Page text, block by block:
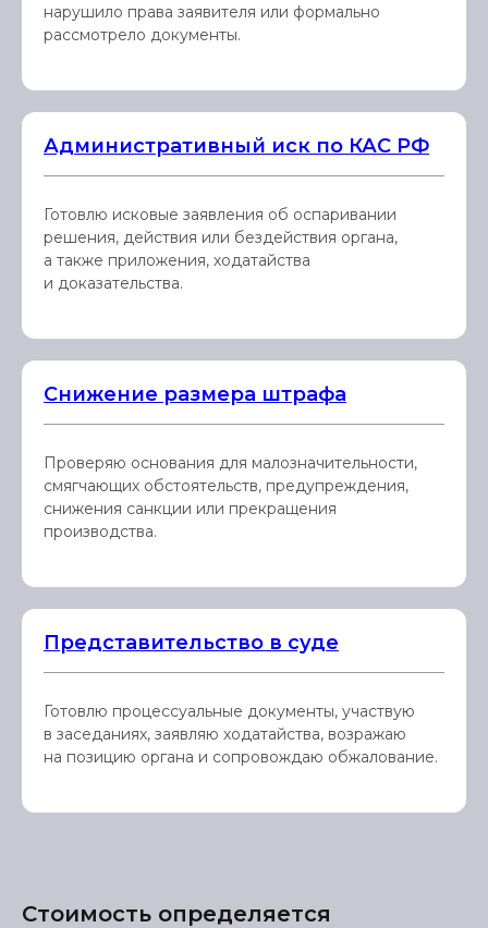
нарушило права заявителя или формально
рассмотрело документы.
Административный иск по КАС РФ
Готовлю исковые заявления об оспаривании
решения, действия или бездействия органа,
а также приложения, ходатайства
и доказательства.
Снижение размера штрафа
Проверяю основания для малозначительности,
смягчающих обстоятельств, предупреждения,
снижения санкции или прекращения
производства.
Представительство в суде
Готовлю процессуальные документы, участвую
в заседаниях, заявляю ходатайства, возражаю
на позицию органа и сопровождаю обжалование.
Стоимость определяется